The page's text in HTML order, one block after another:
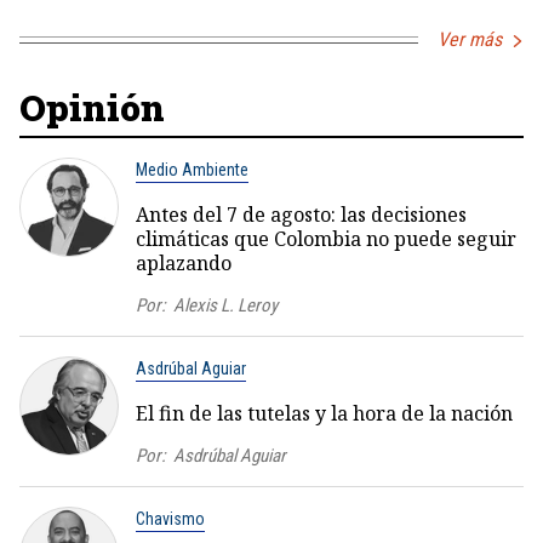
Ver más
Opinión
Medio Ambiente
Antes del 7 de agosto: las decisiones
climáticas que Colombia no puede seguir
aplazando
Por: Alexis L. Leroy
Asdrúbal Aguiar
El fin de las tutelas y la hora de la nación
Por: Asdrúbal Aguiar
Chavismo